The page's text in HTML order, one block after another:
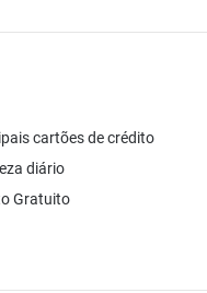
cartões de crédito
diário
Gratuito